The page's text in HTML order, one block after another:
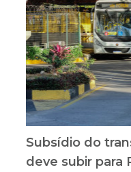
Subsídio do
deve subir para